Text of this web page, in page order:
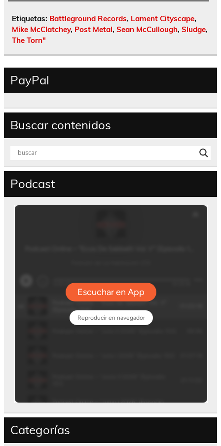
Etiquetas: Battleground Records, Lament Cityscape,
Mike McClatchey, Post Metal, Sean McCullough, Sludge,
The Torn"
PayPal
Buscar contenidos
Podcast
Categorías